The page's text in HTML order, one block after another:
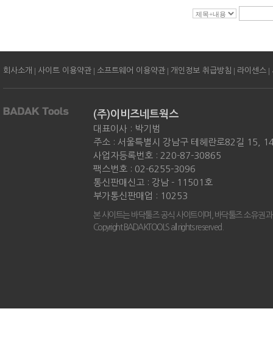
회사소개 | 사이트 이용약관 | 소프트웨어 이용약관 | 개인정보 취급방침 | 라이센스 |
(주)이비즈네트웍스
대표이사 : 박기범
주소 : 서울특별시 강남구 테헤란로82길 15,
사업자등록번호 : 220-87-30865
팩스번호 : 02-6255-3096
통신판매신고 : 강남 - 11501호
부가통신판매업 : 10253
본 사이트는 바닥툴즈 공식 사이트이며, 바닥툴즈 소유권
Copyright BADAKTOOLS all rights reserved.